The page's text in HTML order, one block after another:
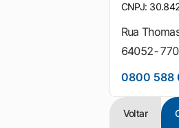
CNPJ:
Rua
64052-770
0800 588
Voltar